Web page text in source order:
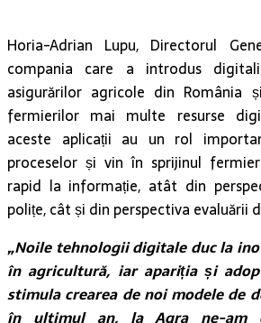
Horia-Adrian Lupu, Directorul
compania care a introdus
asigurărilor agricole din România
fermierilor mai multe resurse
aceste aplicații au un rol
proceselor și vin în sprijinul
rapid la informație, atât din
polițe, cât și din perspectiva evaluării
„Noile tehnologii digitale duc la
în agricultură, iar apariția și
stimula crearea de noi modele de
în ultimul an, la Agra ne-am